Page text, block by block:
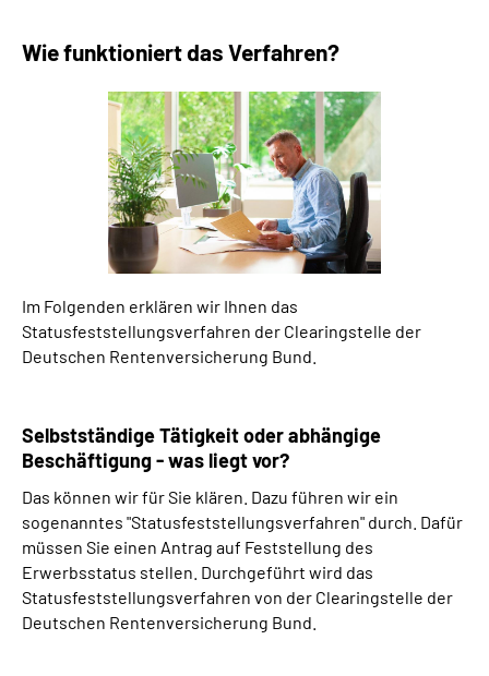
Leichte Sprache
Mein Kundenportal
Wie funktioniert das Verfahren?
Im Folgenden erklären wir Ihnen das
Statusfeststellungsverfahren der Clearingstelle der
Deutschen Rentenversicherung Bund.
Selbstständige Tätigkeit oder abhängige
Beschäftigung - was liegt vor?
Das können wir für Sie klären. Dazu führen wir ein
sogenanntes "Statusfeststellungsverfahren" durch. Dafür
müssen Sie einen Antrag auf Feststellung des
Erwerbsstatus stellen. Durchgeführt wird das
Statusfeststellungsverfahren von der Clearingstelle der
Deutschen Rentenversicherung Bund.